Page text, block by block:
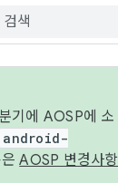
기에 AOSP에 소
android-
은AOSP 변경사항